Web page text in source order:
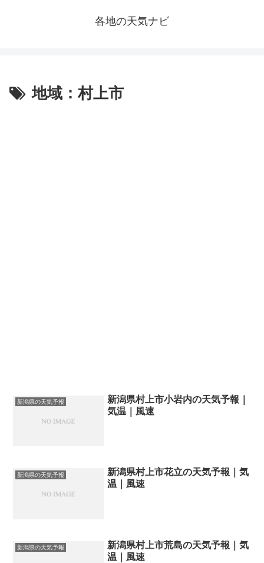
各地の天気ナビ
地域：村上市
新潟県の天気予報
新潟県村上市小岩内の天気予報｜
気温｜風速
新潟県の天気予報
新潟県村上市花立の天気予報｜気
温｜風速
新潟県の天気予報
新潟県村上市荒島の天気予報｜気
温｜風速